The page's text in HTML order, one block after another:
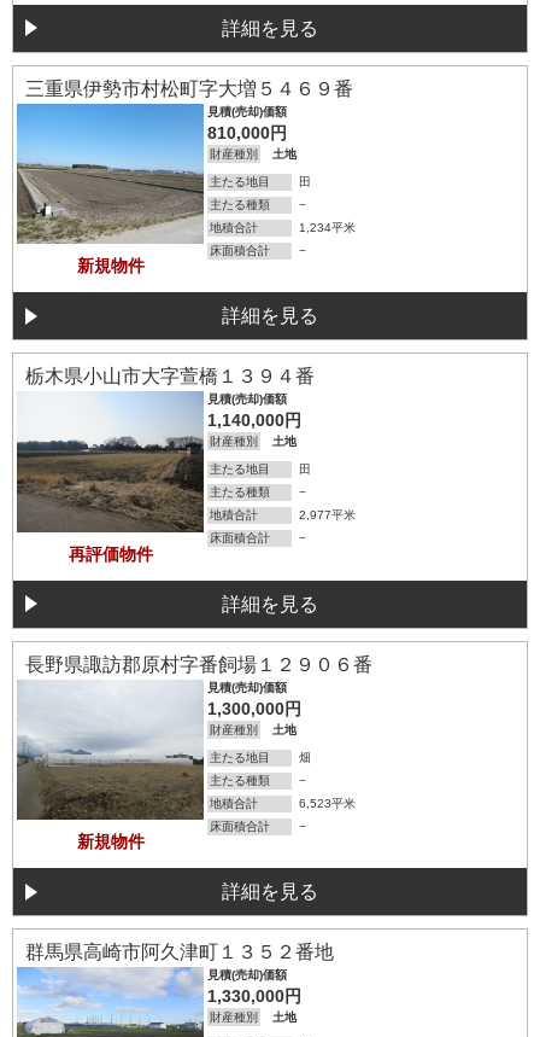
詳細を見る
三重県伊勢市村松町字大増５４６９番
新規物件
見積(売却)価額
810,000円
財産種別 土地
主たる地目
田
主たる種類
−
地積合計
1,234平米
床面積合計
−
詳細を見る
栃木県小山市大字萱橋１３９４番
再評価物件
見積(売却)価額
1,140,000円
財産種別 土地
主たる地目
田
主たる種類
−
地積合計
2,977平米
床面積合計
−
詳細を見る
長野県諏訪郡原村字番飼場１２９０６番
新規物件
見積(売却)価額
1,300,000円
財産種別 土地
主たる地目
畑
主たる種類
−
地積合計
6,523平米
床面積合計
−
詳細を見る
群馬県高崎市阿久津町１３５２番地
見積(売却)価額
1,330,000円
財産種別 土地